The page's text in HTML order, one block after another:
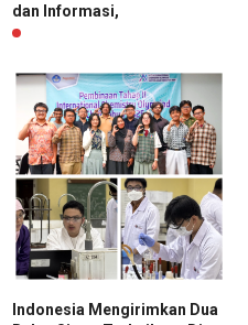
dan Informasi,
Indonesia Mengirimkan Dua